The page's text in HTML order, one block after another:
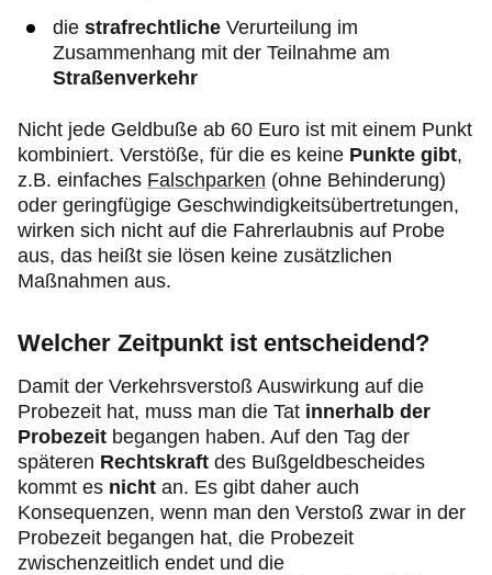
die strafrechtliche Verurteilung im
Zusammenhang mit der Teilnahme am
Straßenverkehr
Nicht jede Geldbuße ab 60 Euro ist mit einem Punkt
kombiniert. Verstöße, für die es keine Punkte gibt,
z.B. einfaches Falschparken (ohne Behinderung)
oder geringfügige Geschwindigkeitsübertretungen,
wirken sich nicht auf die Fahrerlaubnis auf Probe
aus, das heißt sie lösen keine zusätzlichen
Maßnahmen aus.
Welcher Zeitpunkt ist entscheidend?
Damit der Verkehrsverstoß Auswirkung auf die
Probezeit hat, muss man die Tat innerhalb der
Probezeit begangen haben. Auf den Tag der
späteren Rechtskraft des Bußgeldbescheides
kommt es nicht an. Es gibt daher auch
Konsequenzen, wenn man den Verstoß zwar in der
Probezeit begangen hat, die Probezeit
zwischenzeitlich endet und die